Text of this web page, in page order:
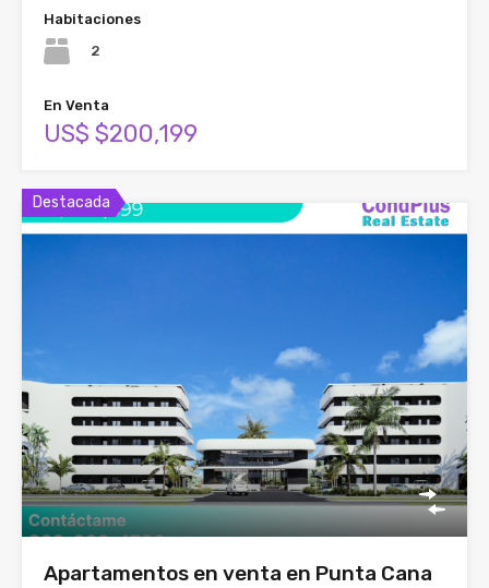
Habitaciones
2
En Venta
US$ $200,199
Destacada
Apartamentos en venta en Punta Cana